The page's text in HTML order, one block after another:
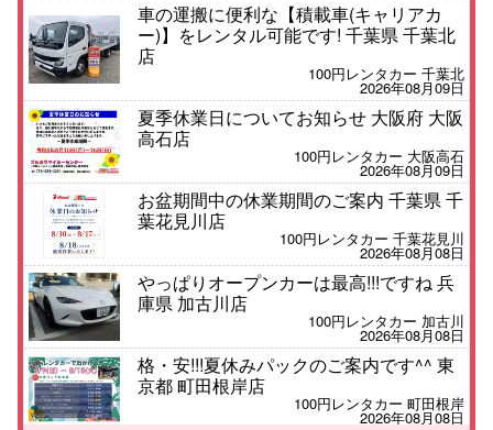
車の運搬に便利な【積載車(キャリアカ
ー)】をレンタル可能です! 千葉県 千葉北
店
100円レンタカー 千葉北
2026年08月09日
夏季休業日についてお知らせ 大阪府 大阪
高石店
100円レンタカー 大阪高石
2026年08月09日
お盆期間中の休業期間のご案内 千葉県 千
葉花見川店
100円レンタカー 千葉花見川
2026年08月08日
やっぱりオープンカーは最高!!!ですね 兵
庫県 加古川店
100円レンタカー 加古川
2026年08月08日
格・安!!!夏休みパックのご案内です^^ 東
京都 町田根岸店
100円レンタカー 町田根岸
2026年08月08日